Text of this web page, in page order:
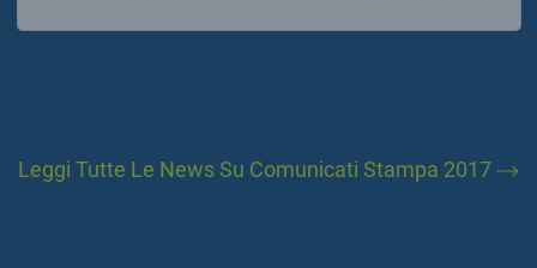
Leggi Tutte Le News Su Comunicati Stampa 2017